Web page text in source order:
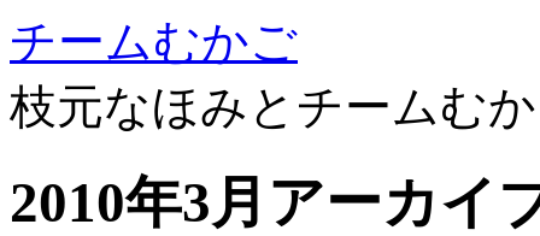
チームむかご
枝元なほみとチームむ
2010年3月アーカイ